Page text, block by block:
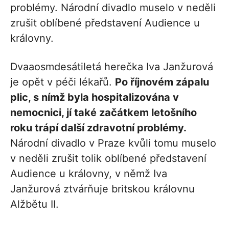
problémy. Národní divadlo muselo v neděli
zrušit oblíbené představení Audience u
královny.
Dvaaosmdesátiletá herečka Iva Janžurová
je opět v péči lékařů. Po říjnovém zápalu
plic, s nímž byla hospitalizována v
nemocnici, jí také začátkem letošního
roku trápí další zdravotní problémy.
Národní divadlo v Praze kvůli tomu muselo
v neděli zrušit tolik oblíbené představení
Audience u královny, v němž Iva
Janžurová ztvárňuje britskou královnu
Alžbětu II.